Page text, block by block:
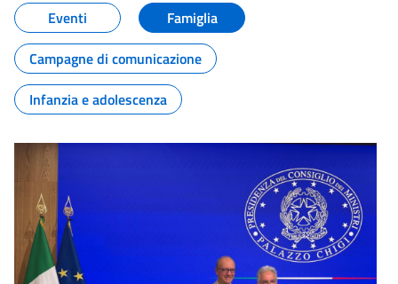
Eventi
Famiglia
Campagne di comunicazione
Infanzia e adolescenza